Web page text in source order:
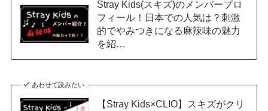
Stray Kids(スキズ)のメンバープロ
フィール！日本での人気は？刺激
的でやみつきになる麻辣味の魅力
を紹…
あわせて読みたい
【Stray Kids×CLIO】スキズがクリ